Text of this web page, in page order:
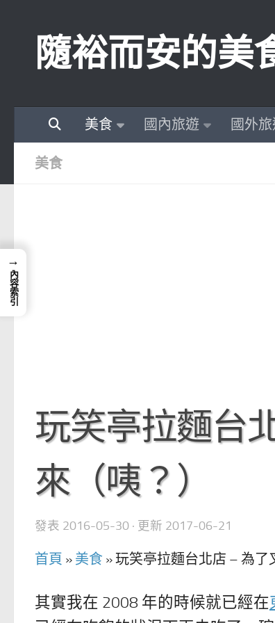
隨裕而安的美
美食 國內旅遊 國外
美食
玩笑亭拉麵台
來（咦？）
發表 2016-05-30 · 更新 2017-06-21
首頁 » 美食 »玩笑亭拉麵台北店 – 為了
其實我在 2008 年的時候就已經在
→
內容索引